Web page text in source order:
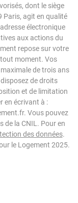
dont le siège
Paris, agit en qualité
électronique
aux actions du
repose sur votre
moment. Vos
de trois ans
de droits
et de limitation
en écrivant à :
Vous pouvez
de la CNIL. Pour en
des données.
le Logement 2025.